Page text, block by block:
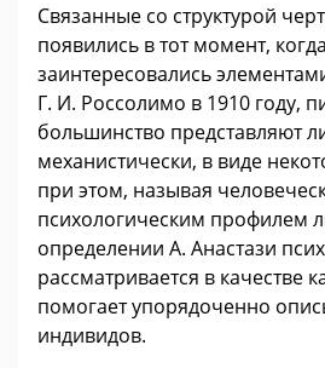
Связанные со структурой
появились в тот момент,
заинтересовались
Г. И. Россолимо в 1910 году,
большинство представляют
механистически, в виде
при этом, называя
психологическим профилем
определении А. Анастази
рассматривается в качестве
помогает упорядоченно
индивидов.